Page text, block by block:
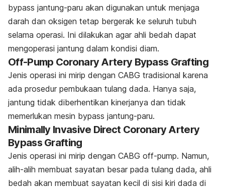
bypass jantung-paru akan digunakan untuk menjaga
darah dan oksigen tetap bergerak ke seluruh tubuh
selama operasi. Ini dilakukan agar ahli bedah dapat
mengoperasi jantung dalam kondisi diam.
Off-Pump Coronary Artery Bypass Grafting
Jenis operasi ini mirip dengan CABG tradisional karena
ada prosedur pembukaan tulang dada. Hanya saja,
jantung tidak diberhentikan kinerjanya dan tidak
memerlukan mesin bypass jantung-paru.
Minimally Invasive Direct Coronary Artery
Bypass Grafting
Jenis operasi ini mirip dengan CABG off-pump. Namun,
alih-alih membuat sayatan besar pada tulang dada, ahli
bedah akan membuat sayatan kecil di sisi kiri dada di